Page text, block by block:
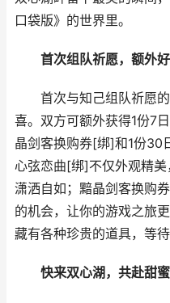
口袋版》的世界里。
首次组队祈愿，额外
首次与知己组队祈愿的
喜。双方可额外获得1份7
晶剑客换购券[绑]和1份30
心弦恋曲[绑]不仅外观精
潇洒自如；黯晶剑客换购
的机会，让你的游戏之旅
藏有各种珍贵的道具，等待
快来双心湖，共赴甜蜜